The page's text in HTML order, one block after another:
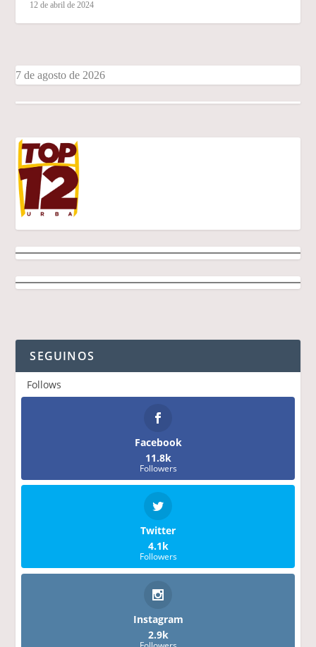
12 de abril de 2024
7 de agosto de 2026
SEGUINOS
Follows
Facebook
11.8k
Followers
Twitter
4.1k
Followers
Instagram
2.9k